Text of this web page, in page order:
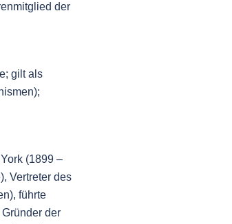
der
gilt als
(1899 –
Vertreter des
führte
der